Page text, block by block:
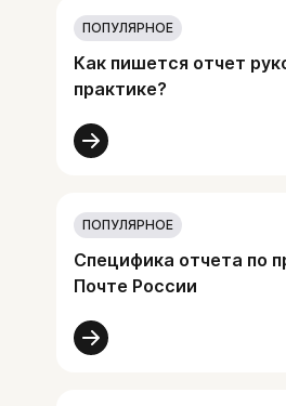
ПОПУЛЯРНОЕ
Как пишется отчет
практике?
ПОПУЛЯРНОЕ
Специфика отчета по
Почте России